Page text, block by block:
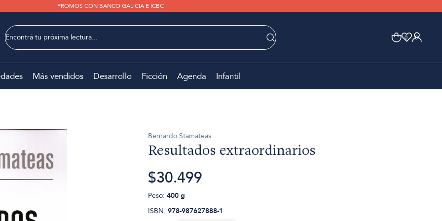
PROMOS CON BANCO GALICIA E ICBC
0 0
Más vendidos Desarrollo Ficción Agenda Infantil
Bernardo Stamateas
Resultados extraordinarios
$30.499
Peso: 400 g
ISBN: 978-987627888-1